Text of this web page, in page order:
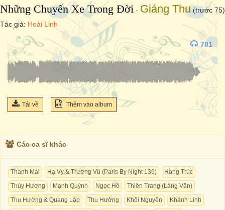
Những Chuyến Xe Trong Đời - Giáng Thu (trước 75)
Tác giả: Hoài Linh
781
Tải về Thêm vào album
Các ca sĩ khác
Thanh Mai Hạ Vy & Trường Vũ (Paris By Night 136)
Hồng Trúc
Thùy Hương
Mạnh Quỳnh Ngọc Hồ
Thiên Trang (Làng Văn)
Thu Hường & Quang Lập
Thu Hường Khôi Nguyên
Khánh Linh